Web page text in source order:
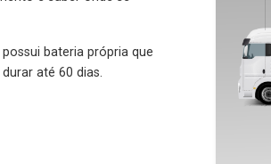
bateria própria que
até 60 dias.